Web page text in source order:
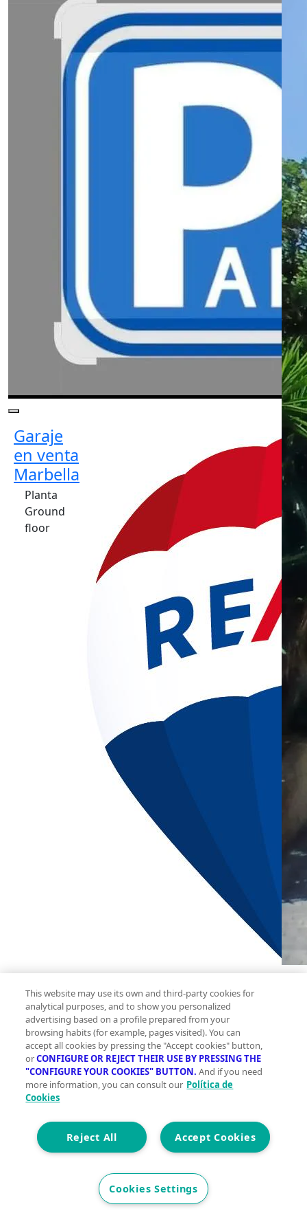
Garaje
en venta
Marbella
Planta
Ground
floor
20 m2
Construidos
0
Et. Energética
No disponible
Se vende plaza de garaje en el Residencial Las
This website may use its own and third-party cookies for
analytical purposes, and to show you personalized
advertising based on a profile prepared from your
browsing habits (for example, pages visited). You can
accept all cookies by pressing the "Accept cookies" button,
orCONFIGURE OR REJECT THEIR USE BY PRESSING THE
"CONFIGURE YOUR COOKIES" BUTTON. And if you need
more information, you can consult our Política de
Cookies
Accept Cookies
Reject All
Cookies Settings